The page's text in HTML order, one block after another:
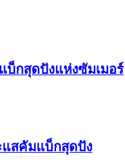
บ็กสุดปังแห่งซัมเมอร์
แสคัมแบ็กสุดปัง